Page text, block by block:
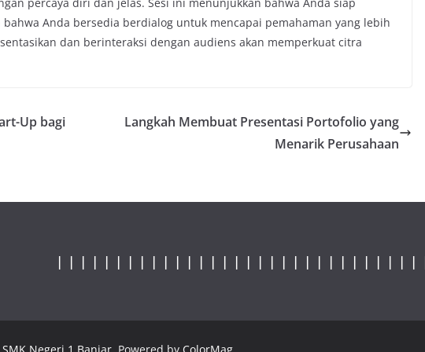
Anda bersedia berdialog untuk mencapai pemahaman yang lebih
dan berinteraksi dengan audiens akan memperkuat citra
Up bagi
Langkah Membuat Presentasi Portofolio yang
Menarik Perusahaan
| | | | | | | | | | | | | | | | | | | | | | | | | | | | | | |